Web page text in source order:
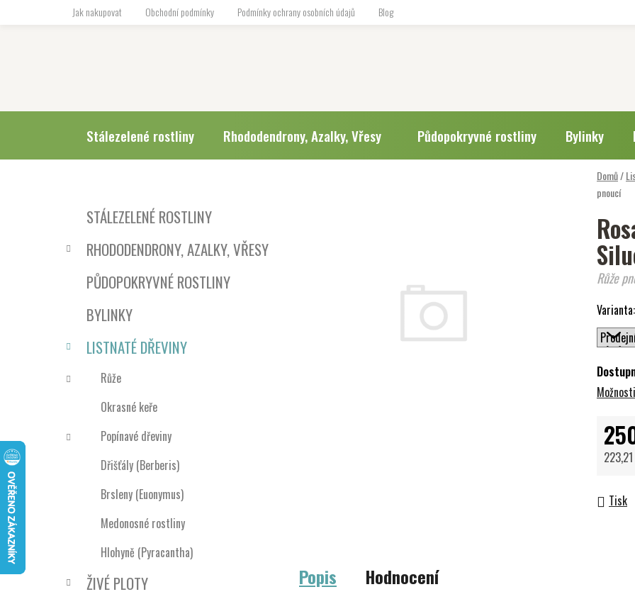
Jak nakupovat Obchodní podmínky Podmínky ochrany osobních údajů Blog
Stálezelené rostliny Rhododendrony, Azalky, Vřesy Půdopokryvné rostliny Bylinky
Domů/
pnoucí
Přeskočit
kategorie
e
STÁLEZELENÉ ROSTLINY
RHODODENDRONY, AZALKY, VŘESY
PŮDOPOKRYVNÉ ROSTLINY
BYLINKY
LISTNATÉ DŘEVINY
Růže
Okrasné keře
Popínavé dřeviny
Dřišťály (Berberis)
Brsleny (Euonymus)
Medonosné rostliny
Hlohyně (Pyracantha)
ŽIVÉ PLOTY
Růže
Varianta:
Tisk
Popis Hodnocení